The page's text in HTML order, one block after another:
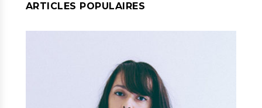
ARTICLES POPULAIRES